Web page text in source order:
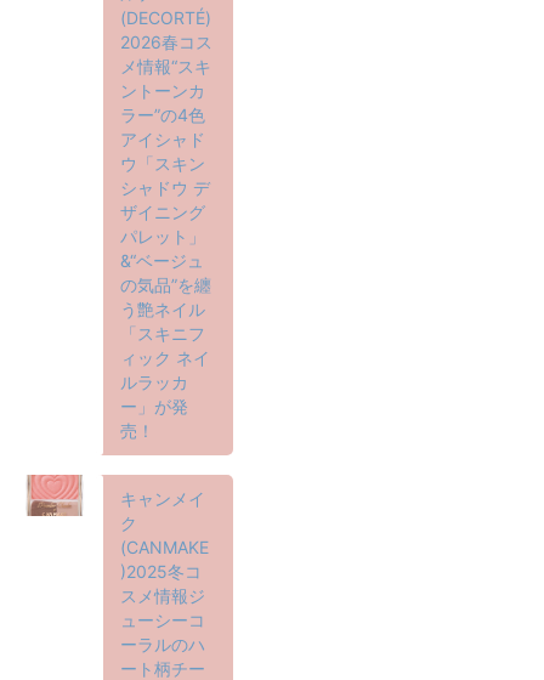
(DECORTÉ)
2026春コス
メ情報“スキ
ントーンカ
ラー”の4色
アイシャド
ウ「スキン
シャドウ デ
ザイニング
パレット」
&“ベージュ
の気品”を纏
う艶ネイル
「スキニフ
ィック ネイ
ルラッカ
ー」が発
売！
キャンメイ
ク
(CANMAKE
)2025冬コ
スメ情報ジ
ューシーコ
ーラルのハ
ート柄チー